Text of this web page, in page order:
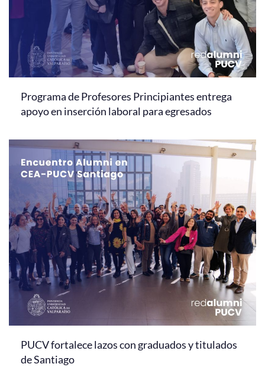
Programa de Profesores Principiantes entrega
apoyo en inserción laboral para egresados
PUCV fortalece lazos con graduados y titulados
de Santiago